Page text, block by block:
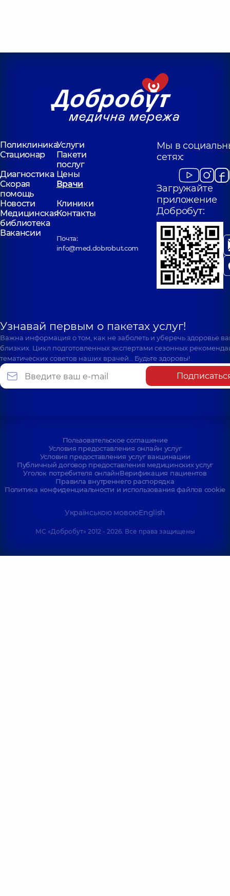
ПоликлиникаУслуги
Стационар
Пакети
послуг
Диагностика Цены
Скорая
помощь
Врачи
Новости
Клиники
Медицинская
библиотека
Контакты
Вакансии
Почта:
info@med.dobrobut.com
Мы в
сетях:
Загружайте
приложение
Добробут:
Узнавай первым о пакетах услуг!
Важна информация о том, как не заболеть и уберечь здоровье
близких. Цикл подготовленных экспертами сезонных
тематических советов наших врачей… Будьте здоровы!
Пользовательское соглашение
Условия предоставления онлайн услуг
Условия предоставления услуг вакцинации
Публичный договор предоставления медицинских услуг
Уголок потребителя онлайнВерификация пациентов
Правила внутреннего распорядка
Политика конфиденциальности и использования файлов cookie
Українською мовоюEnglish
МС «Добробут» 2012 - 2026. Все права защищены